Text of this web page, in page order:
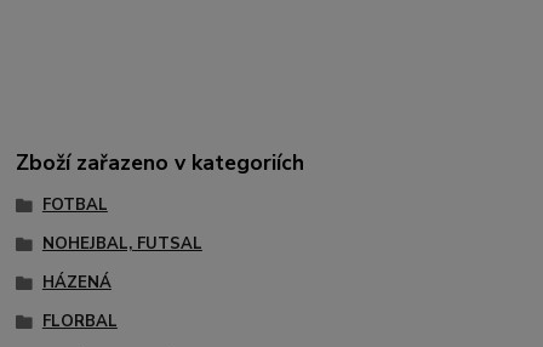
Zboží zařazeno v kategoriích
FOTBAL
NOHEJBAL, FUTSAL
HÁZENÁ
FLORBAL